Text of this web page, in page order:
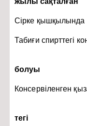
Сірке қышқылында
Табиғи спирттегі
болуы
Консервіленген
тегі